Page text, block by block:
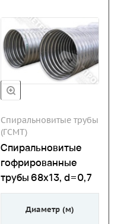
Спиральновитые трубы
(ГСМТ)
Спиральновитые
гофрированные
трубы 68х13, d=0,7
Диаметр (м)